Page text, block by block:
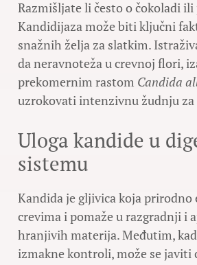
Razmišljate li često o čokoladi ili
Kandidijaza može biti ključni
snažnih želja za slatkim.
da neravnoteža u crevnoj flori,
prekomernim rastom Candida
uzrokovati intenzivnu žudnju za
Uloga kandide u
sistemu
Kandida je gljivica koja prirodno
crevima i pomaže u razgradnji i
hranjivih materija. Međutim,
izmakne kontroli, može se javiti